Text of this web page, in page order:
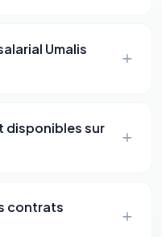
Umalis
disponibles sur
contrats